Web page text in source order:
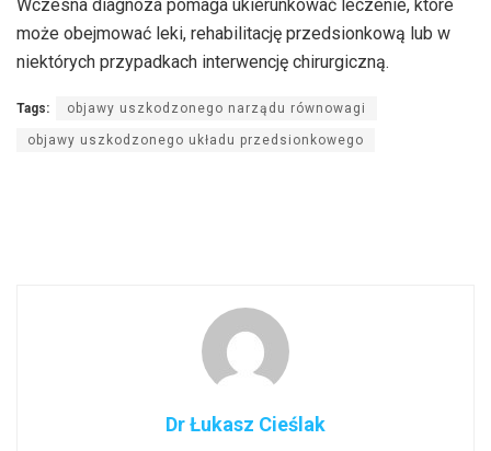
Wczesna diagnoza pomaga ukierunkować leczenie, które
może obejmować leki, rehabilitację przedsionkową lub w
niektórych przypadkach interwencję chirurgiczną.
Tags: objawy uszkodzonego narządu równowagi
objawy uszkodzonego układu przedsionkowego
Dr Łukasz Cieślak